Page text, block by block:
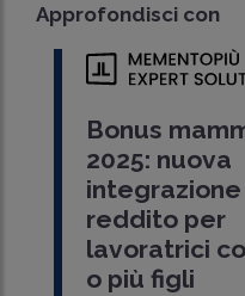
Approfondisci con
Bonus
2025: nuova
integrazione
reddito per
lavoratrici
o più figli